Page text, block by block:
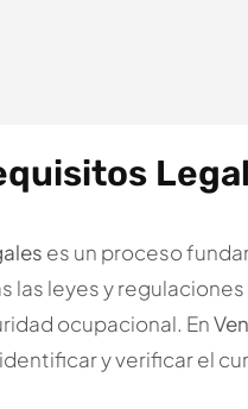
es un proceso
las leyes y
ocupacional. En
y verificar el